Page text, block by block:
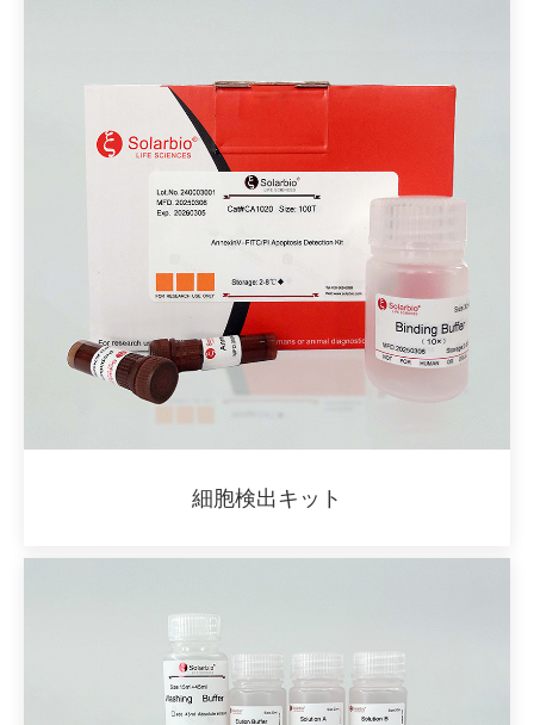
細胞検出キット